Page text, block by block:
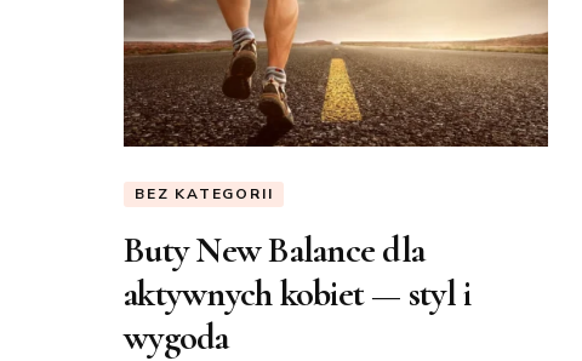
BEZ KATEGORII
Buty New Balance dla
aktywnych kobiet — styl i
wygoda